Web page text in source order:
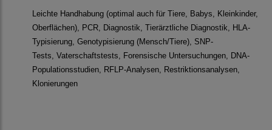
Leichte Handhabung (optimal auch für Tiere, Babys, Kleinkinder,
Oberflächen), PCR, Diagnostik, Tierärztliche Diagnostik, HLA-
Typisierung, Genotypisierung (Mensch/Tiere), SNP-
Tests, Vaterschaftstests, Forensische Untersuchungen, DNA-
Populationsstudien, RFLP-Analysen, Restriktionsanalysen,
Klonierungen